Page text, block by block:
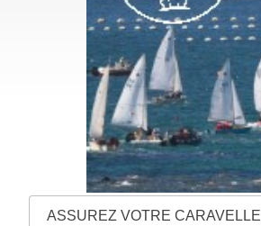
ASSUREZ VOTRE CARAVELLE